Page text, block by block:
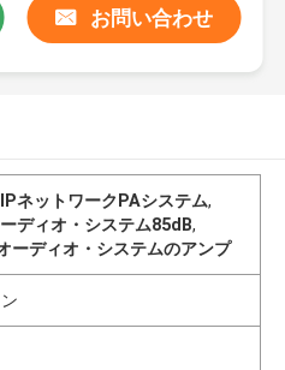
お問い合わせ
ネットワークPAシステム,
ディオ・システム85dB,
ーディオ・システムのアンプ